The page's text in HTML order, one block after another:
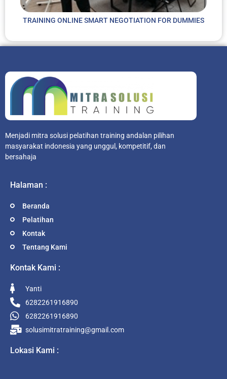
TRAINING ONLINE SMART NEGOTIATION FOR DUMMIES
Menjadi mitra solusi pelatihan training andalan pilihan
masyarakat indonesia yang unggul, kompetitif, dan
bersahaja
Halaman :
Beranda
Pelatihan
Kontak
Tentang Kami
Kontak Kami :
Yanti
6282261916890
6282261916890
solusimitratraining@gmail.com
Lokasi Kami :